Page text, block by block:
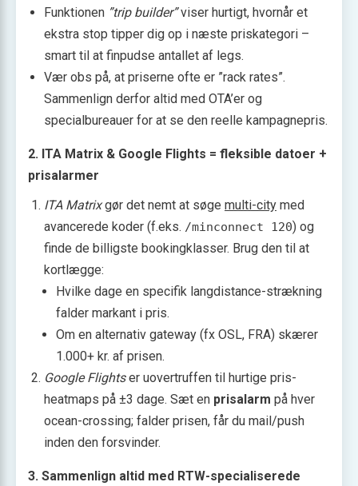
Funktionen ”trip builder”viser hurtigt, hvornår et
ekstra stop tipper dig op i næste priskategori –
smart til at finpudse antallet af legs.
Vær obs på, at priserne ofte er ”rack rates”.
Sammenlign derfor altid med OTA’er og
specialbureauer for at se den reelle kampagnepris.
2. ITA Matrix & Google Flights = fleksible datoer +
prisalarmer
ITA Matrixgør det nemt at søge multi-city med
avancerede koder (f.eks. /minconnect 120) og
finde de billigste bookingklasser. Brug den til at
kortlægge:
Hvilke dage en specifik langdistance-strækning
falder markant i pris.
Om en alternativ gateway (fx OSL, FRA) skærer
1.000+ kr. af prisen.
Google Flightser uovertruffen til hurtige pris-
heatmaps på ±3 dage. Sæt en prisalarm på hver
ocean-crossing; falder prisen, får du mail/push
inden den forsvinder.
3. Sammenlign altid med RTW-specialiserede